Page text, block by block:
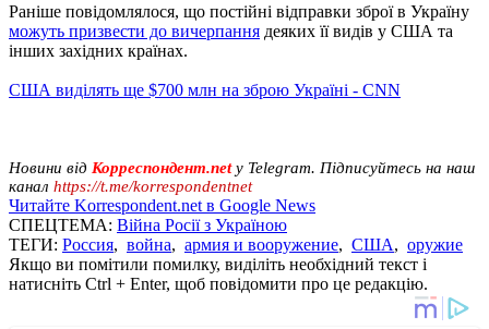
Раніше повідомлялося, що постійні відправки зброї в Україну
можуть призвести до вичерпання деяких її видів у США та
інших західних країнах.
США виділять ще $700 млн на зброю Україні - CNN
Новини від Корреспондент.netу Telegram. Підписуйтесь на наш
канал https://t.me/korrespondentnet
Читайте Korrespondent.net в Google News
СПЕЦТЕМА: Війна Росії з Україною
ТЕГИ: Россия, война, армия и вооружение, США, оружие
Якщо ви помітили помилку, виділіть необхідний текст і
натисніть Ctrl + Enter, щоб повідомити про це редакцію.